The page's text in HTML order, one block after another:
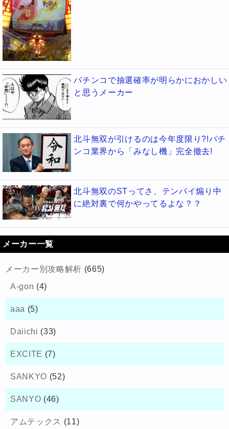
パチンコで抽選確率が明らかにおかしい
と思うメーカー
北斗無双が引けるのは今年度限り?!パチ
ンコ業界から「みなし機」完全撤去!
北斗無双のSTってさ、テンパイ煽り中
に絶対裏で何かやってるよな？？
メーカー一覧
メーカー別攻略解析 (665)
A-gon (4)
aaa (5)
Daiichi (33)
EXCITE (7)
SANKYO (52)
SANYO (46)
アムテックス (11)